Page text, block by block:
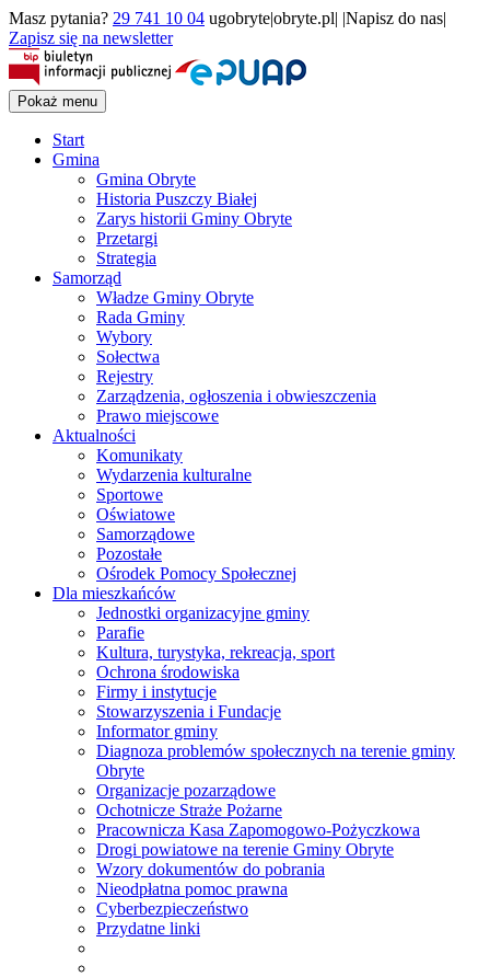
Masz pytania? 29 741 10 04 ugobryte|obryte.pl| |Napisz do nas|
Zapisz się na newsletter
Pokaż menu
Start
Gmina
Gmina Obryte
Historia Puszczy Białej
Zarys historii Gminy Obryte
Przetargi
Strategia
Samorząd
Władze Gminy Obryte
Rada Gminy
Wybory
Sołectwa
Rejestry
Zarządzenia, ogłoszenia i obwieszczenia
Prawo miejscowe
Aktualności
Komunikaty
Wydarzenia kulturalne
Sportowe
Oświatowe
Samorządowe
Pozostałe
Ośrodek Pomocy Społecznej
Dla mieszkańców
Jednostki organizacyjne gminy
Parafie
Kultura, turystyka, rekreacja, sport
Ochrona środowiska
Firmy i instytucje
Stowarzyszenia i Fundacje
Informator gminy
Diagnoza problemów społecznych na terenie gminy
Obryte
Organizacje pozarządowe
Ochotnicze Straże Pożarne
Pracownicza Kasa Zapomogowo-Pożyczkowa
Drogi powiatowe na terenie Gminy Obryte
Wzory dokumentów do pobrania
Nieodpłatna pomoc prawna
Cyberbezpieczeństwo
Przydatne linki